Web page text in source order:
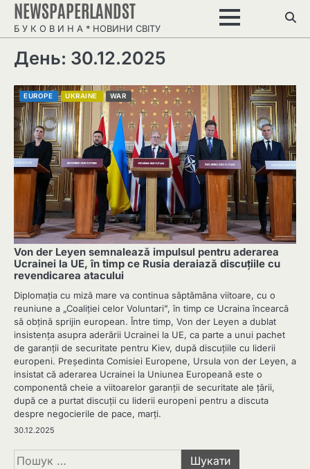
Перейти
вмісту
NEWSPAPERLANDST
Б У К О В И Н А * НОВИНИ СВІТУ
День: 30.12.2025
EUROPE UKRAINE WAR
Von der Leyen semnalează impulsul pentru aderarea
Ucrainei la UE, în timp ce Rusia deraiază discuțiile cu
revendicarea atacului
Diplomația cu miză mare va continua săptămâna viitoare, cu o
reuniune a „Coaliției celor Voluntari”, în timp ce Ucraina încearcă
să obțină sprijin european. Între timp, Von der Leyen a dublat
insistența asupra aderării Ucrainei la UE, ca parte a unui pachet
de garanții de securitate pentru Kiev, după discuțiile cu liderii
europeni. Președinta Comisiei Europene, Ursula von der Leyen, a
insistat că aderarea Ucrainei la Uniunea Europeană este o
componentă cheie a viitoarelor garanții de securitate ale țării,
după ce a purtat discuții cu liderii europeni pentru a discuta
despre negocierile de pace, marți.
30.12.2025
Пошук: